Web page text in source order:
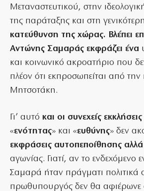
Μεταναστευτικού, στην
της παράταξης και στη γενικότερη
κατεύθυνση της χώρας. Βλέπει
Αντώνης Σαμαράς εκφράζει ένα
και κοινωνικό ακροατήριο που
πλέον ότι εκπροσωπείται από
Μητσοτάκη.
Γι’ αυτό και οι συνεχείς
«ενότητας» και «ευθύνης» δεν
εκφράσεις αυτοπεποίθησης
αγωνίας. Γιατί, αν το ενδεχόμενο
Σαμαρά ήταν πράγματι πολιτικά
πρωθυπουργός δεν θα αφιέρωνε